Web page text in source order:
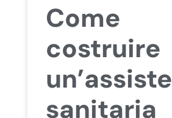
Come
costruire
sanitaria